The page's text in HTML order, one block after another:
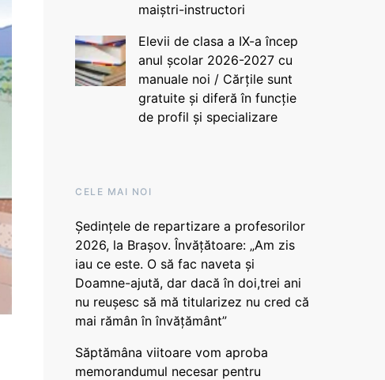
maiștri-instructori
Elevii de clasa a IX-a încep
anul școlar 2026-2027 cu
manuale noi / Cărțile sunt
gratuite și diferă în funcție
de profil și specializare
CELE MAI NOI
Ședințele de repartizare a profesorilor
2026, la Brașov. Învățătoare: „Am zis
iau ce este. O să fac naveta și
Doamne-ajută, dar dacă în doi,trei ani
nu reușesc să mă titularizez nu cred că
mai rămân în învățământ”
Săptămâna viitoare vom aproba
memorandumul necesar pentru